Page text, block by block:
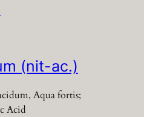
(nit-ac.)
Aqua fortis;
Acid